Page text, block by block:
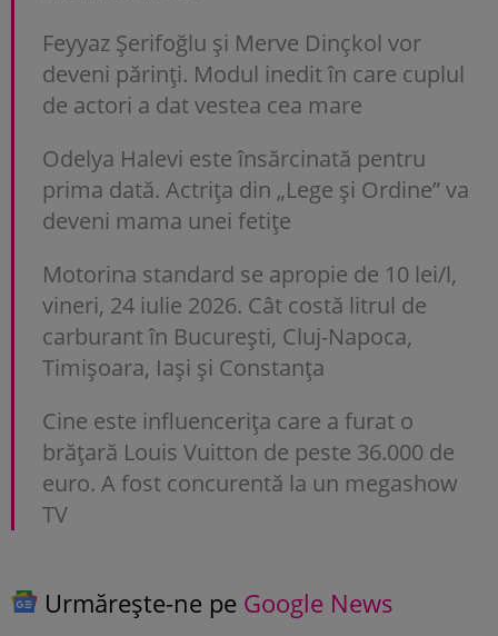
Feyyaz Şerifoğlu și Merve Dinçkol vor
deveni părinți. Modul inedit în care cuplul
de actori a dat vestea cea mare
Odelya Halevi este însărcinată pentru
prima dată. Actrița din „Lege și Ordine” va
deveni mama unei fetițe
Motorina standard se apropie de 10 lei/l,
vineri, 24 iulie 2026. Cât costă litrul de
carburant în București, Cluj-Napoca,
Timișoara, Iași și Constanța
Cine este influencerița care a furat o
brățară Louis Vuitton de peste 36.000 de
euro. A fost concurentă la un megashow
TV
Urmărește-ne pe Google News